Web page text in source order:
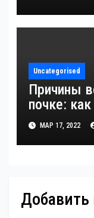
Uncategorised
Причины
почке:
МАР 17, 2022